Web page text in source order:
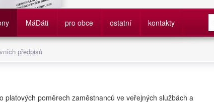
MáDáti pro obce ostatní kontakty
předpisů
poměrech zaměstnanců ve veřejných službách a